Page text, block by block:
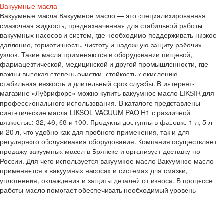
Вакуумные масла
Вакуумные масла Вакуумное масло — это специализированная
смазочная жидкость, предназначенная для стабильной работы
вакуумных насосов и систем, где необходимо поддерживать низкое
давление, герметичность, чистоту и надежную защиту рабочих
узлов. Такие масла применяются в оборудовании пищевой,
фармацевтической, медицинской и другой промышленности, где
важны высокая степень очистки, стойкость к окислению,
стабильная вязкость и длительный срок службы. В интернет-
магазине «Лубрифорс» можно купить вакуумное масло LIKSIR для
профессионального использования. В каталоге представлены
синтетические масла LIKSOL VACUUM PAO H1 с различной
вязкостью: 32, 46, 68 и 100. Продукты доступны в фасовке 1 л, 5 л
и 20 л, что удобно как для пробного применения, так и для
регулярного обслуживания оборудования. Компания осуществляет
продажу вакуумных масел в Брянске и организует доставку по
России. Для чего используется вакуумное масло Вакуумное масло
применяется в вакуумных насосах и системах для смазки,
уплотнения, охлаждения и защиты деталей от износа. В процессе
работы масло помогает обеспечивать необходимый уровень